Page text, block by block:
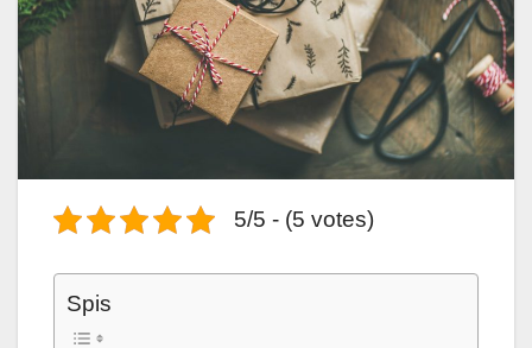
5/5 - (5 votes)
Spis